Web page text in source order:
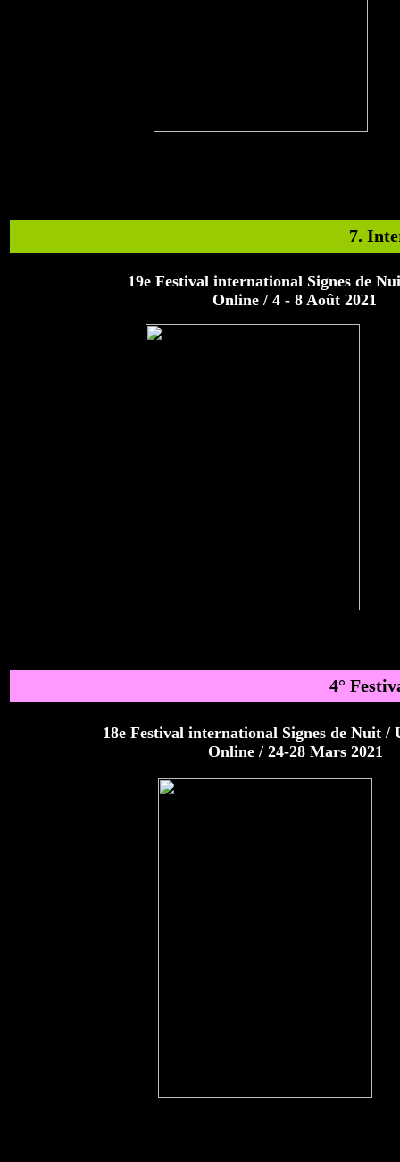
7.
19e Festival international Signes de
Online / 4 - 8 Août 2021
4°
18e Festival international Signes de Nuit /
Online / 24-28 Mars 2021